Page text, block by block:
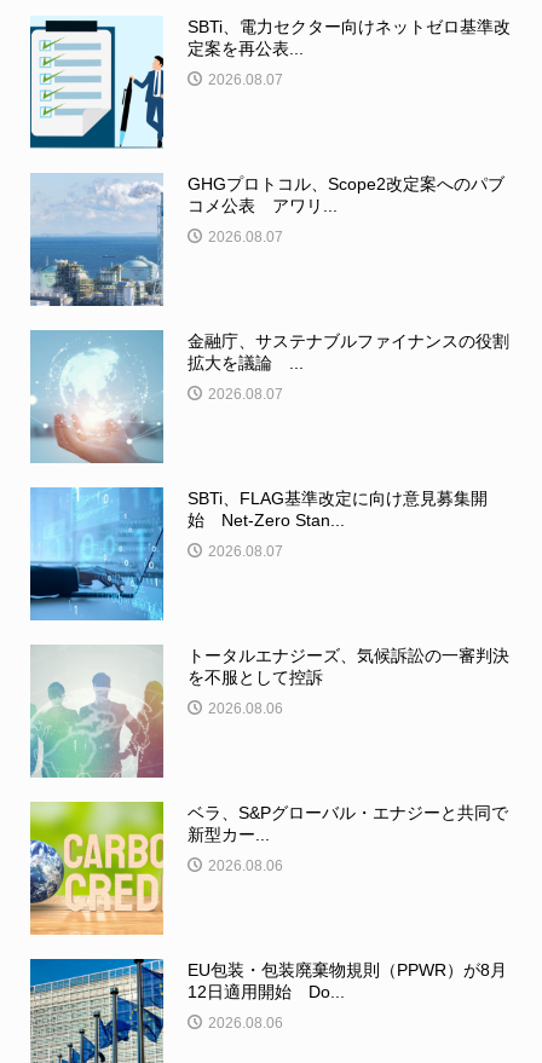
SBTi、電力セクター向けネットゼロ基準改
定案を再公表...
2026.08.07
GHGプロトコル、Scope2改定案へのパブ
コメ公表 アワリ...
2026.08.07
金融庁、サステナブルファイナンスの役割
拡大を議論 ...
2026.08.07
SBTi、FLAG基準改定に向け意見募集開
始 Net-Zero Stan...
2026.08.07
トータルエナジーズ、気候訴訟の一審判決
を不服として控訴
2026.08.06
ベラ、S&Pグローバル・エナジーと共同で
新型カー...
2026.08.06
EU包装・包装廃棄物規則（PPWR）が8月
12日適用開始 Do...
2026.08.06